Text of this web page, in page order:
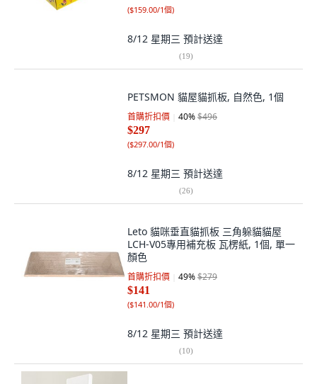
($159.00/1個)
8/12 星期三 預計送達
(19)
PETSMON 貓屋貓抓板, 自然色, 1個
首購折扣價 40%$496
$297
($297.00/1個)
8/12 星期三 預計送達
(26)
Leto 貓咪垂直貓抓板 三角躲貓貓屋
LCH-V05專用補充板 瓦楞紙, 1個, 單一
顏色
首購折扣價 49%$279
$141
($141.00/1個)
8/12 星期三 預計送達
(10)